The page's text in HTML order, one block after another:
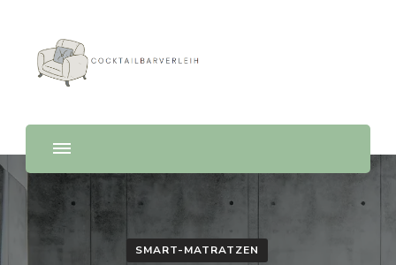
Cocktailbarverleih
SMART-MATRATZEN